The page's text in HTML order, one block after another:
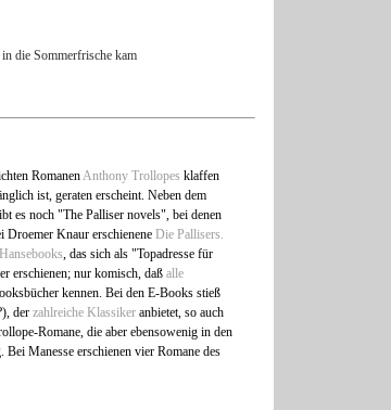
die Sommerfrische kam
Romanen Anthony Trollopes klaffen
ist, geraten erscheint. Neben dem
es noch "The Palliser novels", bei denen
Droemer Knaur erschieneneDie Pallisers.
Hansebooks , das sich als "Topadresse für
erschienen; nur komisch, daßalle
kennen. Bei den E-Books stieß
derzahlreiche Klassiker anbietet, so auch
Romane, die aber ebensowenig in den
Manesse erschienen vier Romane des